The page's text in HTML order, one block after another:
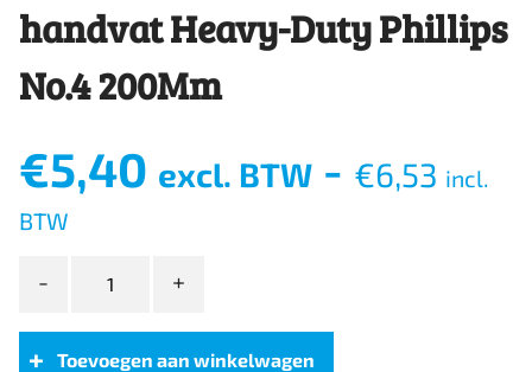
handvat Heavy-Duty Phillips
No.4 200Mm
€5,40 excl. BTW - €6,53 incl.
BTW
houten
Heavy-
Toevoegen aan winkelwagen